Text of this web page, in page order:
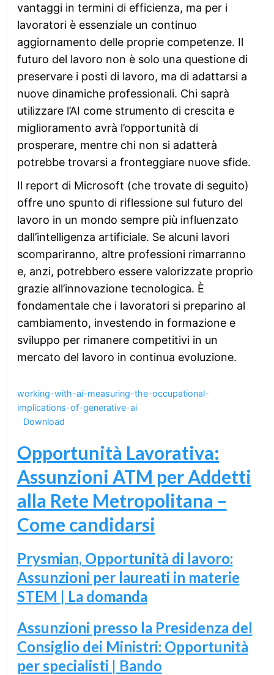
vantaggi in termini di efficienza, ma per i
lavoratori è essenziale un continuo
aggiornamento delle proprie competenze. Il
futuro del lavoro non è solo una questione di
preservare i posti di lavoro, ma di adattarsi a
nuove dinamiche professionali. Chi saprà
utilizzare l’AI come strumento di crescita e
miglioramento avrà l’opportunità di
prosperare, mentre chi non si adatterà
potrebbe trovarsi a fronteggiare nuove sfide.
Il report di Microsoft (che trovate di seguito)
offre uno spunto di riflessione sul futuro del
lavoro in un mondo sempre più influenzato
dall’intelligenza artificiale. Se alcuni lavori
scompariranno, altre professioni rimarranno
e, anzi, potrebbero essere valorizzate proprio
grazie all’innovazione tecnologica. È
fondamentale che i lavoratori si preparino al
cambiamento, investendo in formazione e
sviluppo per rimanere competitivi in un
mercato del lavoro in continua evoluzione.
working-with-ai-measuring-the-occupational-
implications-of-generative-ai
Download
Opportunità Lavorativa:
Assunzioni ATM per Addetti
alla Rete Metropolitana –
Come candidarsi
Prysmian, Opportunità di lavoro:
Assunzioni per laureati in materie
STEM | La domanda
Assunzioni presso la Presidenza del
Consiglio dei Ministri: Opportunità
per specialisti | Bando